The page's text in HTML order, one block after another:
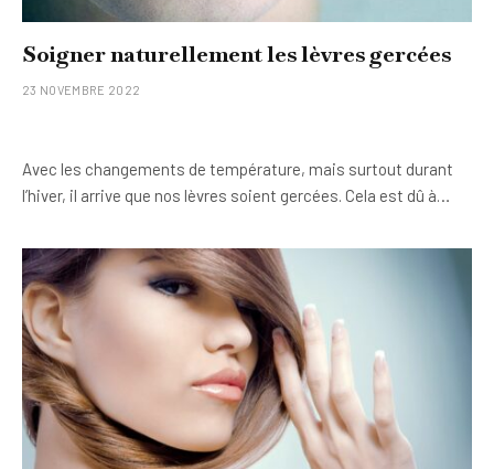
Soigner naturellement les lèvres gercées
23 NOVEMBRE 2022
Avec les changements de température, mais surtout durant
l’hiver, il arrive que nos lèvres soient gercées. Cela est dû à…